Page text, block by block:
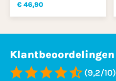
€ 46,90
Klantbeoordelingen
(9,2/10)